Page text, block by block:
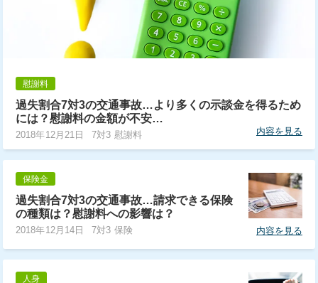
慰謝料
過失割合7対3の交通事故…より多くの示談金を得るため
には？慰謝料の金額が不安…
2018年12月21日 7対3 慰謝料 内容を見る
保険金
過失割合7対3の交通事故…請求できる保険
の種類は？慰謝料への影響は？
2018年12月14日 7対3 保険 内容を見る
人身